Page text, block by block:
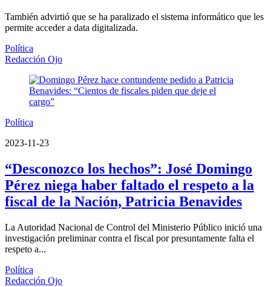
También advirtió que se ha paralizado el sistema informático que les
permite acceder a data digitalizada.
Política
Redacción Ojo
Política
2023-11-23
“Desconozco los hechos”: José Domingo
Pérez niega haber faltado el respeto a la
fiscal de la Nación, Patricia Benavides
La Autoridad Nacional de Control del Ministerio Público inició una
investigación preliminar contra el fiscal por presuntamente falta el
respeto a...
Política
Redacción Ojo